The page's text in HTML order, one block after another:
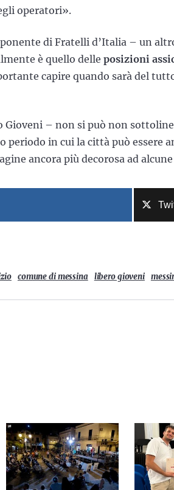
operatori».
di Fratelli d’Italia – un
è quello delle posizioni
capire quando sarà del
– non si può non
periodo in cui la città può essere
ancora più decorosa ad
comune di messina libero gioveni